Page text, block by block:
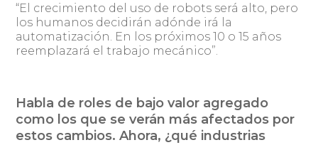
“El crecimiento del uso de robots será alto, pero
los humanos decidirán adónde irá la
automatización. En los próximos 10 o 15 años
reemplazará el trabajo mecánico”.
Habla de roles de bajo valor agregado
como los que se verán más afectados por
estos cambios. Ahora, ¿qué industrias